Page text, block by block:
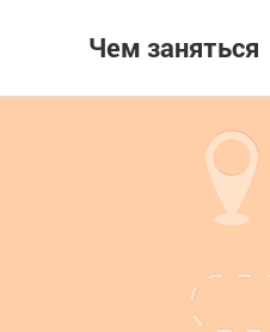
Чем заняться